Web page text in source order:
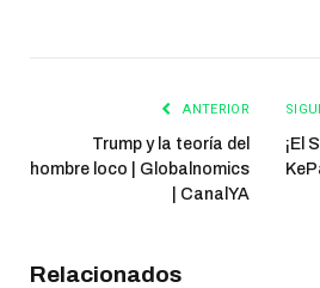
ANTERIOR
Trump y la teoría del
hombre loco | Globalnomics
| CanalYA
¡El
Relacionados